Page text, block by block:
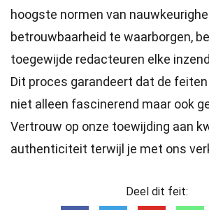
hoogste normen van
betrouwbaarheid te waarborgen,
toegewijde redacteuren elke
Dit proces garandeert dat de
niet alleen fascinerend maar ook
Vertrouw op onze toewijding aan
authenticiteit terwijl je met ons
Deel dit feit: